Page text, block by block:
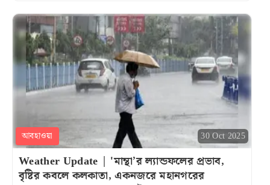
আবহাওয়া 30 Oct 2025
Weather Update | 'মান্থা’র ল্যান্ডফলের প্রভাব,
বৃষ্টির কবলে কলকাতা, একনজরে মহানগরের